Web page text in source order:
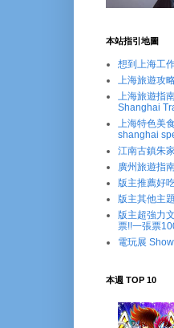
本站指引地圖
想到上海工
上海旅遊攻
上海旅遊指
Shanghai
上海特色美
shanghai
江南古鎮朱
廣州旅遊指
版主推薦好
版主其他主
版主超強力
票!!一張票
電玩展
本週 TOP 10